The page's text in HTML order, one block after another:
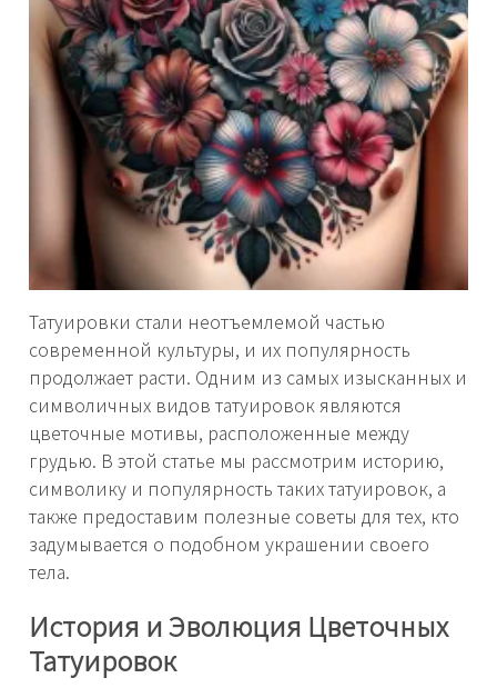
Татуировки стали неотъемлемой частью
современной культуры, и их популярность
продолжает расти. Одним из самых изысканных и
символичных видов татуировок являются
цветочные мотивы, расположенные между
грудью. В этой статье мы рассмотрим историю,
символику и популярность таких татуировок, а
также предоставим полезные советы для тех, кто
задумывается о подобном украшении своего
тела.
История и Эволюция Цветочных
Татуировок